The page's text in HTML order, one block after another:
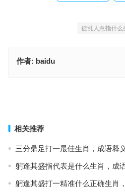
徒乱人意指什么
作者: baidu
相关推荐
三分鼎足打一最佳生肖，成语释
躬逢其盛指代表是什么生肖，成
躬逢其盛打一精准什么正确生肖